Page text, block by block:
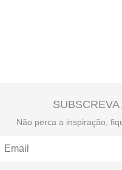
Não perca a inspiração,